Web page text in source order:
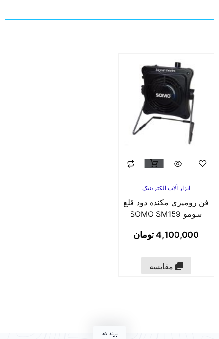
ابزار آلات الکترونیک
فن رومیزی مکنده دود قلع
سومو SOMO SM159
4,100,000 تومان
مقایسه
برند ها